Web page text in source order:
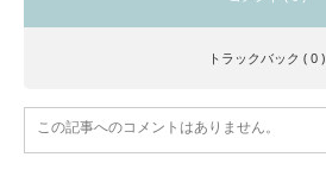
トラックバック ( 0 )
この記事へのコメントはありません。